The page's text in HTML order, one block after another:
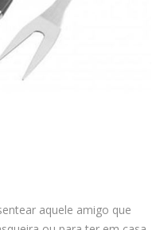
aquele amigo que